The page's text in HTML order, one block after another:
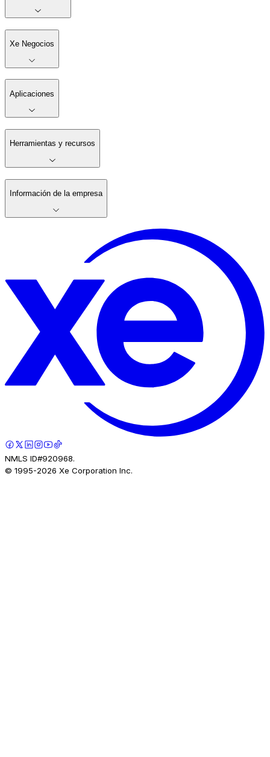
Xe Negocios
Aplicaciones
Herramientas y recursos
Información de la empresa
NMLS ID#920968.
© 1995-2026 Xe Corporation Inc.